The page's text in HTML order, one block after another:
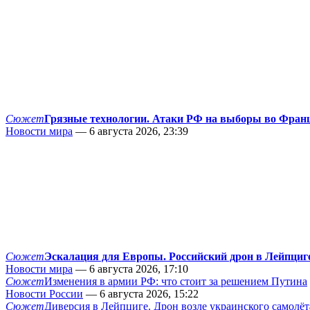
СюжетГрязные технологии. Атаки РФ на выборы во
Новости мира — 6 августа 2026, 23:39
СюжетЭскалация для Европы. Российский дрон в
Новости мира — 6 августа 2026, 17:10
СюжетИзменения в армии РФ: что стоит за решением Путина
Новости России — 6 августа 2026, 15:22
СюжетДиверсия в Лейпциге. Дрон возле украинского